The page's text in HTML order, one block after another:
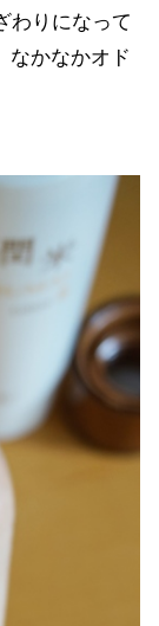
わりになって
なかなかオド